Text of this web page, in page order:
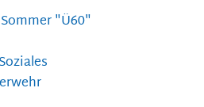
"Ü60"